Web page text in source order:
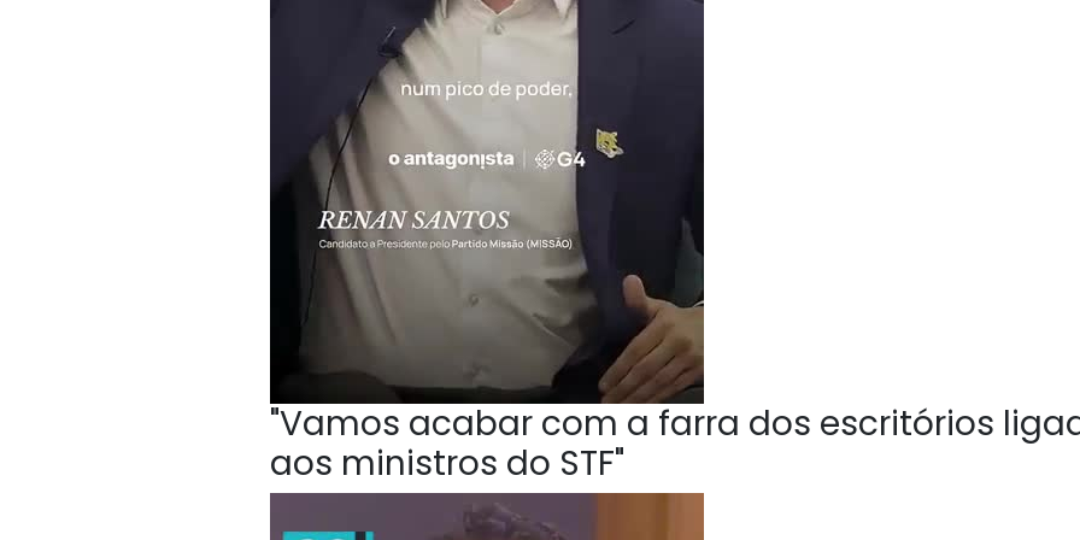
"Vamos acabar com a farra dos escritórios
aos ministros do STF"